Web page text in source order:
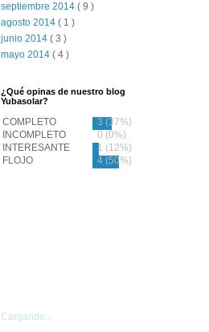
septiembre 2014 ( 9 )
agosto 2014 ( 1 )
junio 2014 ( 3 )
mayo 2014 ( 4 )
¿Qué opinas de nuestro blog
Yubasolar?
Cargando...